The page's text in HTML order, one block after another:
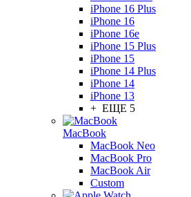
iPhone 16 Plus
iPhone 16
iPhone 16e
iPhone 15 Plus
iPhone 15
iPhone 14 Plus
iPhone 14
iPhone 13
+ ЕЩЕ 5
MacBook
MacBook Neo
MacBook Pro
MacBook Air
Custom